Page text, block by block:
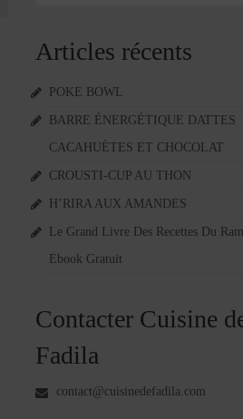
Articles récents
POKE BOWL
BARRE ÉNERGÉTIQUE DATTES
CACAHUÈTES ET CHOCOLAT
CROUSTI-CUP AU THON
H’RIRA AUX AMANDES
Le Grand Livre Des Recettes Du
Ebook Gratuit
Contacter Cuisine
Fadila
contact@cuisinedefadila.com